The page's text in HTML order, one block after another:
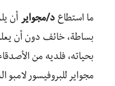
ما استطاع د/مجواير أن
بساطة، خائف دون أن
بحياته، فلديه من
مجواير للبروفيسور